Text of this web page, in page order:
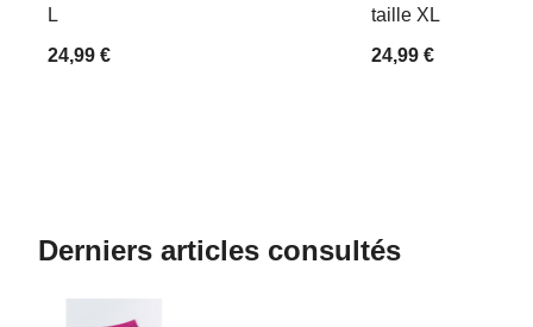
L
24,99 €
taille XL
24,99 €
Derniers articles consultés